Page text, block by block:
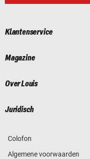
Klantenservice
Magazine
Over Louis
Juridisch
Colofon
Algemene voorwaarden